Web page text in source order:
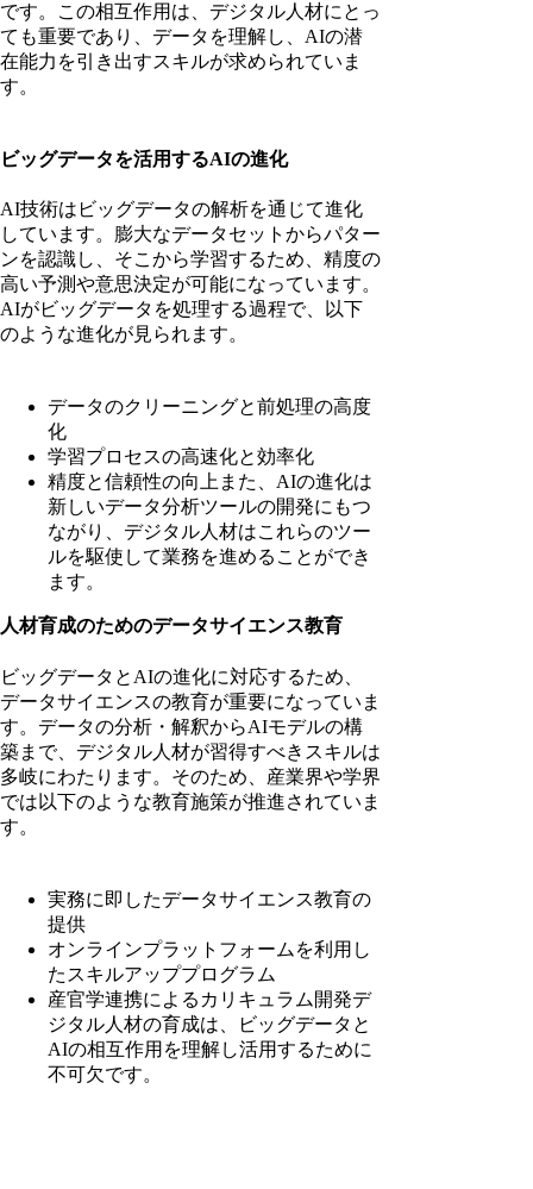
です。この相互作用は、デジタル人材にとっ
ても重要であり、データを理解し、AIの潜
在能力を引き出すスキルが求められていま
す。
ビッグデータを活用するAIの進化
AI技術はビッグデータの解析を通じて進化
しています。膨大なデータセットからパター
ンを認識し、そこから学習するため、精度の
高い予測や意思決定が可能になっています。
AIがビッグデータを処理する過程で、以下
のような進化が見られます。
データのクリーニングと前処理の高度
化
学習プロセスの高速化と効率化
精度と信頼性の向上また、AIの進化は
新しいデータ分析ツールの開発にもつ
ながり、デジタル人材はこれらのツー
ルを駆使して業務を進めることができ
ます。
人材育成のためのデータサイエンス教育
ビッグデータとAIの進化に対応するため、
データサイエンスの教育が重要になっていま
す。データの分析・解釈からAIモデルの構
築まで、デジタル人材が習得すべきスキルは
多岐にわたります。そのため、産業界や学界
では以下のような教育施策が推進されていま
す。
実務に即したデータサイエンス教育の
提供
オンラインプラットフォームを利用し
たスキルアッププログラム
産官学連携によるカリキュラム開発デ
ジタル人材の育成は、ビッグデータと
AIの相互作用を理解し活用するために
不可欠です。